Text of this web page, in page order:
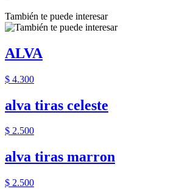
También te puede interesar
ALVA
$ 4.300
alva tiras celeste
$ 2.500
alva tiras marron
$ 2.500